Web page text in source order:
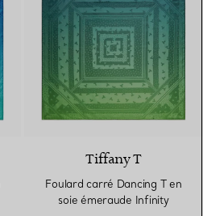
3 Couleurs
Tiffany T
Foulard carré Dancing T en
soie émeraude Infinity